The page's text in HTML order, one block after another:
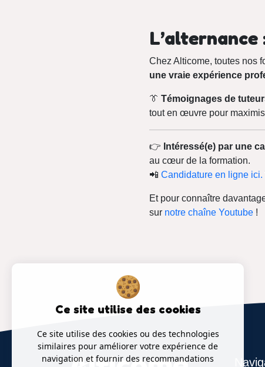
Chez Alticome, toutes nos
une vraie expérience
👔 Témoignages de
tout en œuvre pour
👉 Intéressé(e) par une
au cœur de la formation.
📲 Candidature en ligne ici.
Et pour connaître
sur notre chaîne Youtube!
Ce site utilise des cookies
Ce site utilise des cookies ou des technologies
similaires pour améliorer votre expérience de
navigation et fournir des recommandations